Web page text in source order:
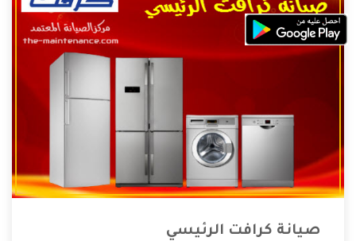
صيانة كرافت الرئيسي